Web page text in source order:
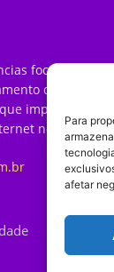
Para
afetar
focado em
digital,
impactam a
no Brasil.